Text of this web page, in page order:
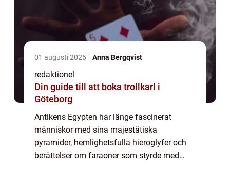
01 augusti 2026 Anna Bergqvist
redaktionel
Din guide till att boka trollkarl i
Göteborg
Antikens Egypten har länge fascinerat
människor med sina majestätiska
pyramider, hemlighetsfulla hieroglyfer och
berättelser om faraoner som styrde med